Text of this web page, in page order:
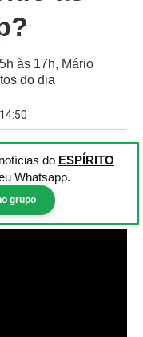
às 17h, Mário
do dia
do ESPÍRITO
Whatsapp.
grupo